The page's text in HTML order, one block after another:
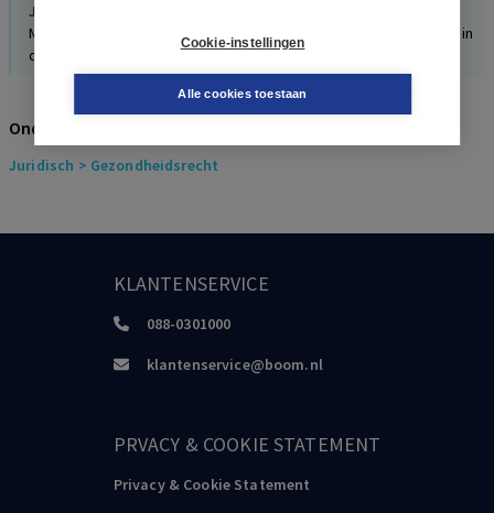
Cookie-instellingen
Alle cookies toestaan
J.G. Sijmons
Maatschappelijk ondernemen en toezicht op publieke belangen in
de zorg?
Onderwerpen
Juridisch > Gezondheidsrecht
KLANTENSERVICE
088-0301000
klantenservice@boom.nl
PRVACY & COOKIE STATEMENT
Privacy & Cookie Statement